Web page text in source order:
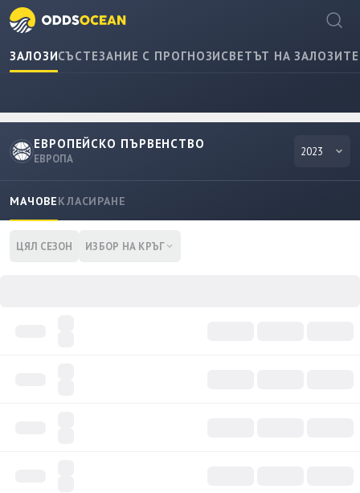
ЗАЛОЗИСЪСТЕЗАНИЕ С ПРОГНОЗИСВЕТЪТ НА ЗАЛОЗИТЕ
ЕВРОПЕЙСКО ПЪРВЕНСТВО
ЕВРОПА
2023
МАЧОВЕКЛАСИРАНЕ
ЦЯЛ СЕЗОН ИЗБОР НА КРЪГ